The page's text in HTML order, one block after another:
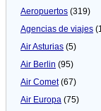
Aeropuertos (319)
Agencias de viajes
Air Asturias (5)
Air Berlin (95)
Air Comet(67)
Air Europa (75)